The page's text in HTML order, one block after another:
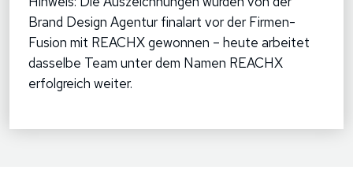
Brand Design Agentur finalart vor der Firmen-
Fusion mit REACHX gewonnen – heute arbeitet
dasselbe Team unter dem Namen REACHX
erfolgreich weiter.